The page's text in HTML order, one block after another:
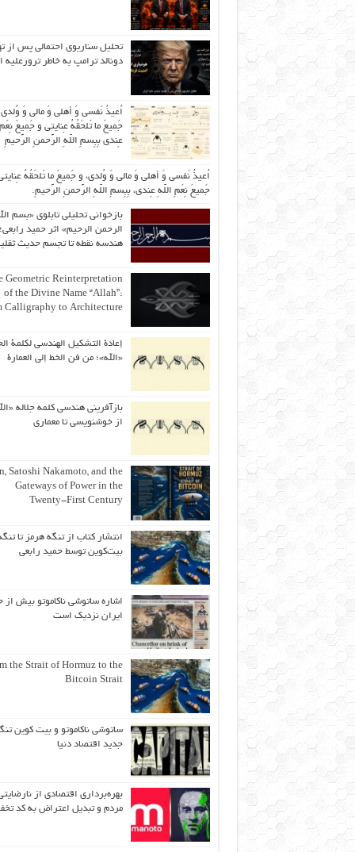
تحلیل سناریوی احتمالی پس از
دونالد ترامپ به خاطر ترورعلیه
اُعیذُ نَفسی وَ أهلی وَ مالی وَ
جَمیعَ ما تَلحَقُهُ عِنایتی و جَمیعَ نِعَمِ
عِندی بِبِسمِ اللّهِ الرَّحمنِ الرَّحیمِ
اُعیذُ نَفسی وَ أهلی وَ مالی وَ وُلدی، و جَمیعَ ما تَلحَقُهُ
جَمیعَ نِعَمِ اللّهِ عِندی، بِبِسمِ اللّهِ الرَّحمنِ الرَّحیمِ.
بازخوانی تحلیلی تابلوی «بسم
الرحمن الرحیم» اثر حمید رابعی؛
هندسه نقطه تا تجسم حدیث
Geometric Reinterpretation
of the Divine Name “Allah”:
Calligraphy to Architecture
إعادة التشكيل الهندسي لكلمة
«الله»؛ من فن الخط إلى العمارة
بازآفرینی هندسی کلمه جلاله
از خوشنویسی تا معماری
Satoshi Nakamoto, and the
Gateways of Power in the
Twenty-First Century
انتشار کتاب از تنگه هرمز تا
بیت‌کوین توسط حمید رابعی
اشاره ساتوشی ناکاموتو بیش از
ایران نزدیک است
the Strait of Hormuz to the
Bitcoin Strait
ساتوشی ناکاموتو و بیت کوین
جدید اقتصاد دنیا
بهره‌برداری اقتصادی از
مردم و تبدیل اعتراض به کد